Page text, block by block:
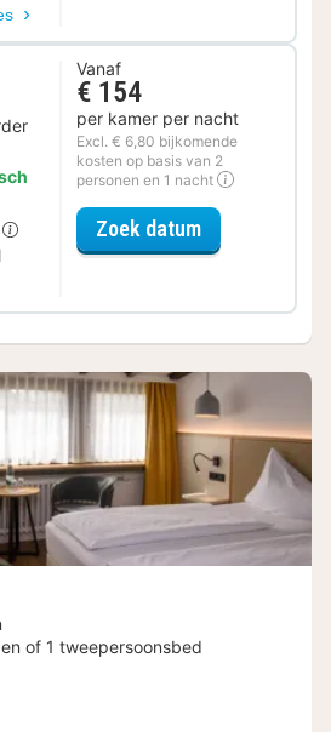
Vanaf
€ 154
per kamer per nacht
Excl. € 6,80 bijkomende
kosten op basis van 2
personen en 1 nacht
Zoek datumvoor Early
of 1 tweepersoonsbed